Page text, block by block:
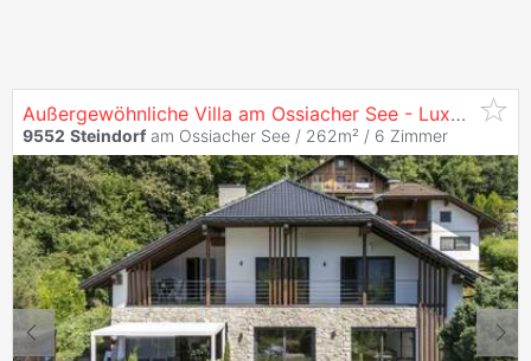
Außergewöhnliche Villa am Ossiacher See - Luxus Neu Definiert
9552 Steindorf am Ossiacher See / 262m² / 6 Zimmer